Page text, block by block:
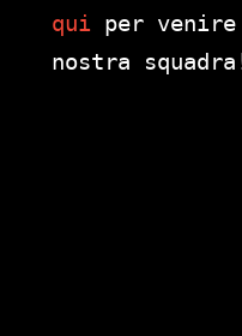
qui per
nostra